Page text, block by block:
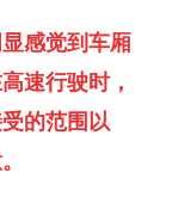
感觉到车厢
速行驶时，
的范围以